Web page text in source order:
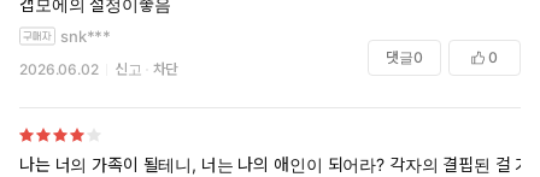
갭모에의 설정이좋음
snk***
2026.06.02 신고 차단
댓글0 0
나는 너의 가족이 될테니, 너는 나의 애인이 되어라? 각자의 결핍된 걸 가